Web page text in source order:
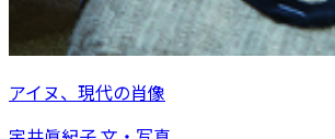
アイヌ、現代の肖像